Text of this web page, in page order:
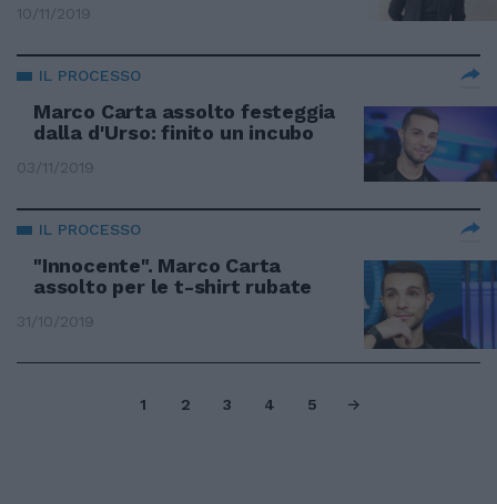
10/11/2019
IL PROCESSO
Marco Carta assolto festeggia
dalla d'Urso: finito un incubo
03/11/2019
IL PROCESSO
"Innocente". Marco Carta
assolto per le t-shirt rubate
31/10/2019
1 2 3 4 5